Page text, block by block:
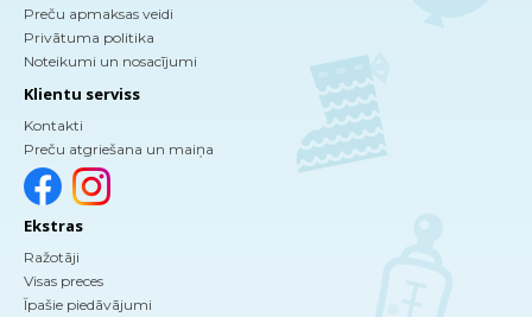
Preču apmaksas veidi
Privātuma politika
Noteikumi un nosacījumi
Klientu serviss
Kontakti
Preču atgriešana un maiņa
Ekstras
Ražotāji
Visas preces
Īpašie piedāvājumi